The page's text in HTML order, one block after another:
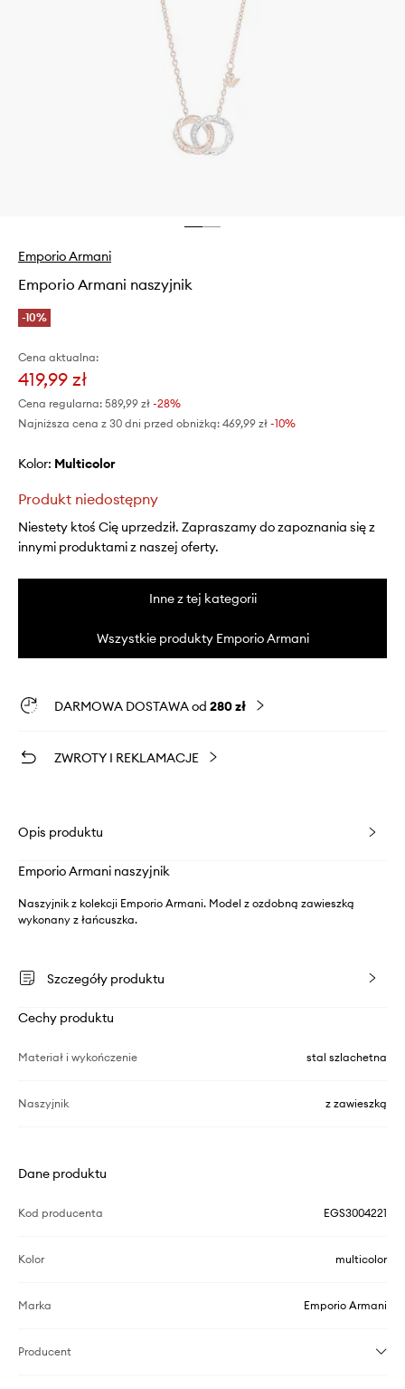
Emporio Armani
Emporio Armani naszyjnik
-10%
Cena aktualna:
419,99 zł
Cena regularna: 589,99 zł -28%
Najniższa cena z 30 dni przed obniżką: 469,99 zł -10%
Kolor: multicolor
Produkt niedostępny
Niestety ktoś Cię uprzedził. Zapraszamy do zapoznania się z
innymi produktami z naszej oferty.
Inne z tej kategorii
Wszystkie produkty Emporio Armani
DARMOWA DOSTAWA od 280 zł
ZWROTY I REKLAMACJE
Opis produktu
Emporio Armani naszyjnik
Naszyjnik z kolekcji Emporio Armani. Model z ozdobną zawieszką
wykonany z łańcuszka.
Szczegóły produktu
Cechy produktu
Materiał i wykończenie stal szlachetna
Naszyjnik z zawieszką
Dane produktu
Kod producenta EGS3004221
Kolor multicolor
Marka Emporio Armani
Producent